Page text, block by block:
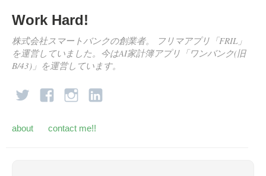
Work Hard!
株式会社スマートバンクの創業者。 フリマアプリ「FRIL」
を運営していました。今はAI家計簿アプリ「ワンバンク(旧
B/43)」を運営しています。
about contact me!!